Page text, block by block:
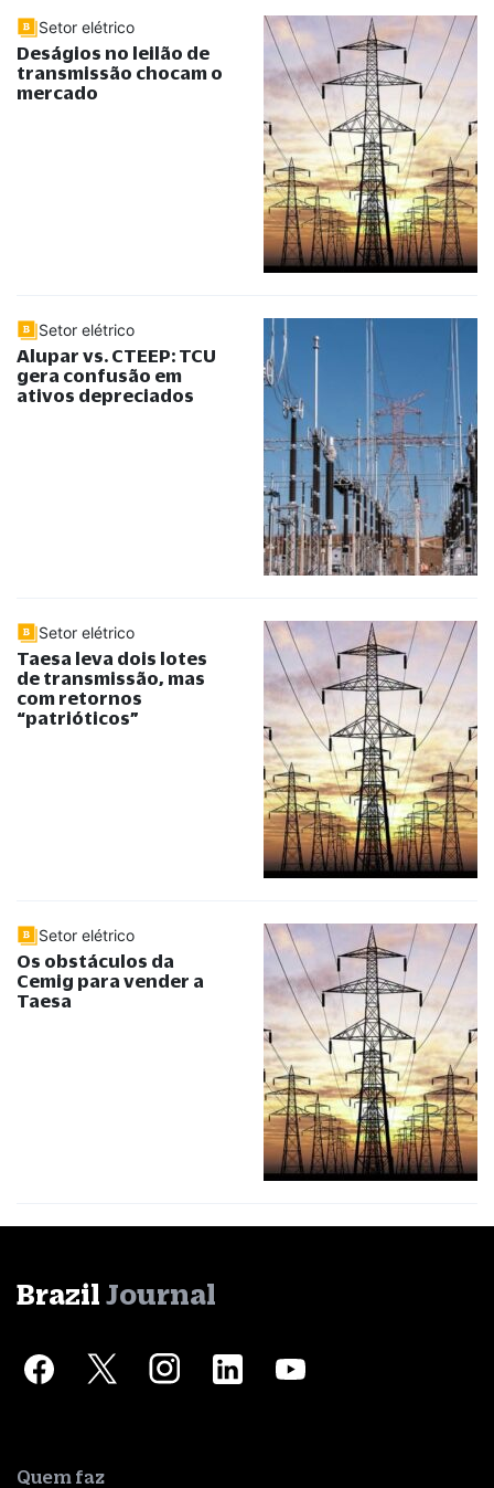
Setor elétrico
Deságios no leilão de
transmissão chocam o
mercado
Setor elétrico
Alupar vs. CTEEP: TCU
gera confusão em
ativos depreciados
Setor elétrico
Taesa leva dois lotes
de transmissão, mas
com retornos
“patrióticos”
Setor elétrico
Os obstáculos da
Cemig para vender a
Taesa
Brazil Journal
Quem faz